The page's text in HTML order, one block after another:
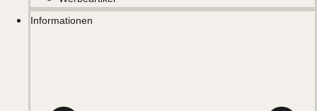
Informationen